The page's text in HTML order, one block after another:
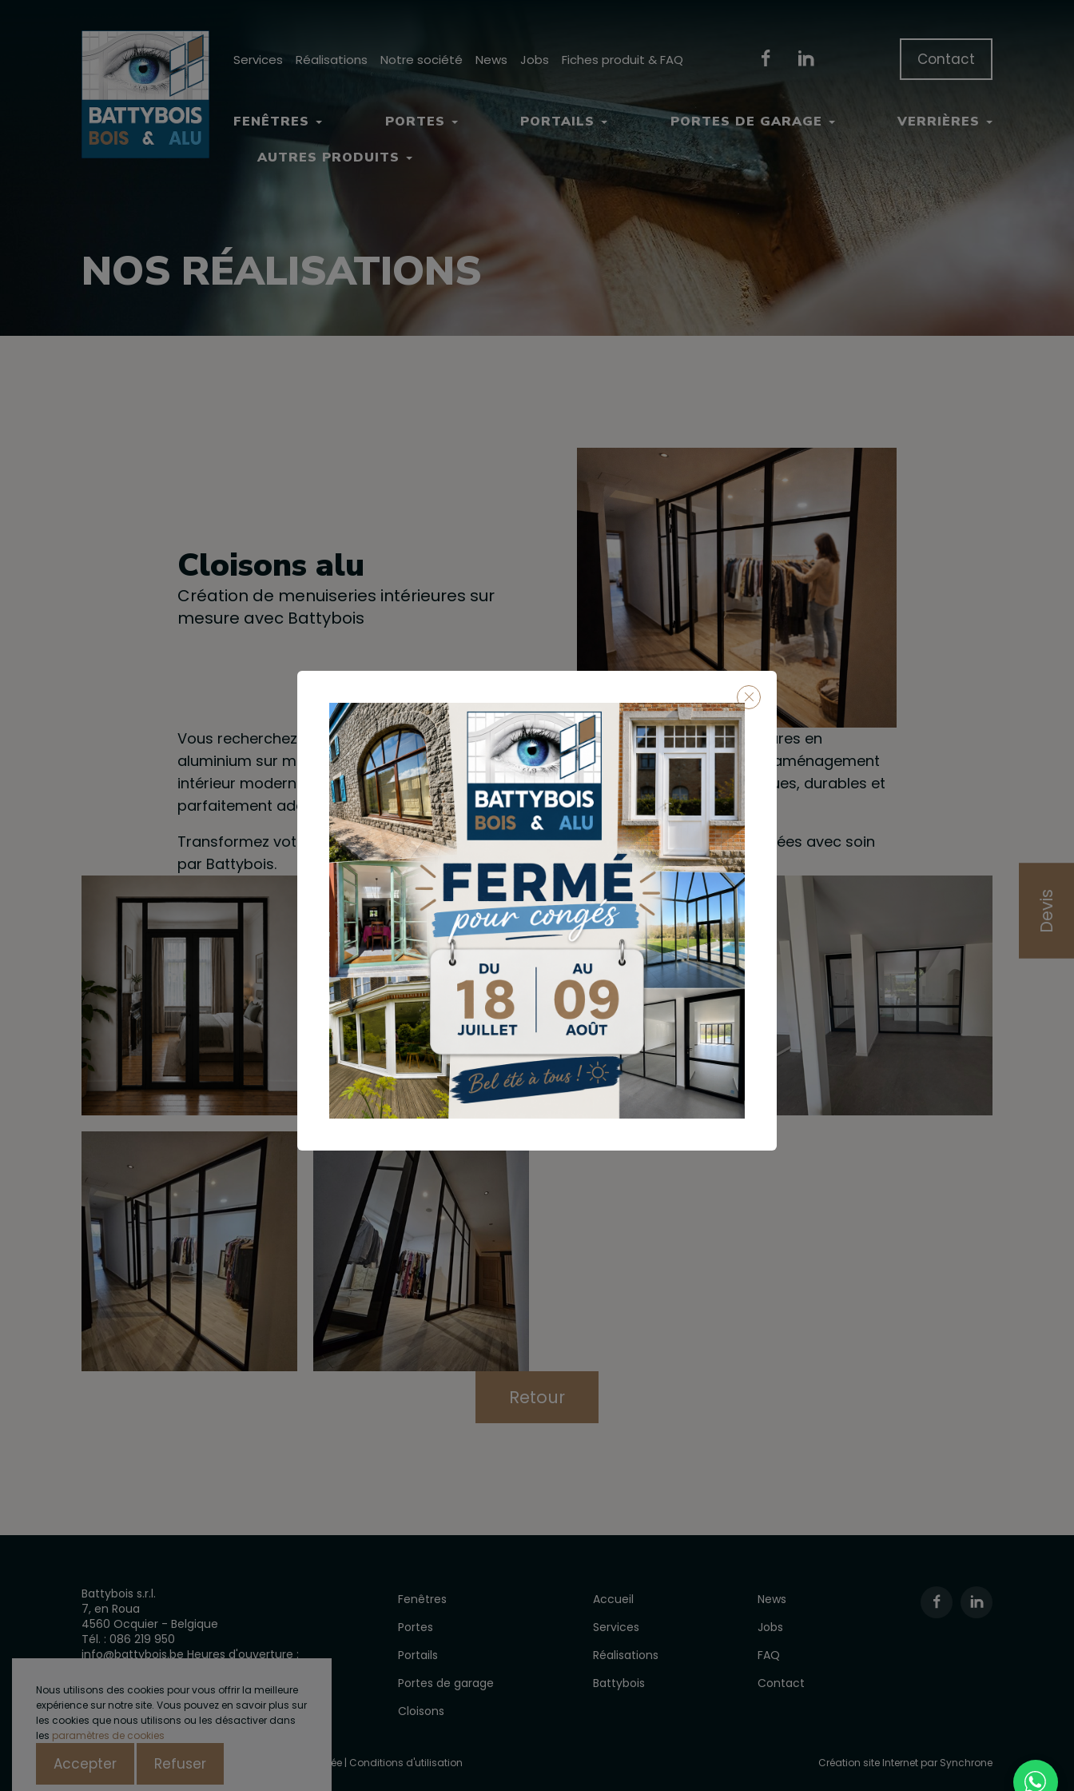
Devis
Services Réalisations Notre société News Jobs Fiches produit & FAQ Contact
FENÊTRES PORTES PORTAILS PORTES DE GARAGE VERRIÈRES
AUTRES PRODUITS
NOS RÉALISATIONS
Cloisons alu
Création de menuiseries intérieures sur
mesure avec Battybois
Vous recherchez une entreprise spécialisée dans la création de menuiseries intérieures en
aluminium sur mesure ? Battybois met son savoir-faire au service de vos projets d’aménagement
intérieur modernes et élégants. Nous réalisons des menuiseries intérieures esthétiques, durables et
parfaitement adaptées à votre habitation, votre commerce ou vos bureaux.
Transformez votre intérieur avec des menuiseries élégantes, fonctionnelles et réalisées avec soin
par Battybois.
Retour
Battybois s.r.l.
7, en Roua
4560 Ocquier - Belgique
Tél. : 086 219 950
info@battybois.be Heures d'ouverture :
Fenêtres
Portes
Portails
Portes de garage
Cloisons
Accueil
Services
Réalisations
Battybois
News
Jobs
FAQ
Contact
Copyright © Battybois Tous droits reservés Vie privée | Conditions d'utilisation Création site Internet par Synchrone
Nous utilisons des cookies pour vous offrir la meilleure
expérience sur notre site. Vous pouvez en savoir plus sur
les cookies que nous utilisons ou les désactiver dans
les paramètres de cookies
Accepter Refuser